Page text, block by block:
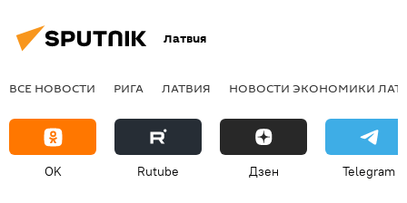
Латвия
ВСЕ НОВОСТИ РИГА ЛАТВИЯ НОВОСТИ ЭКОНОМИКИ
OK Rutube Дзен Telegram